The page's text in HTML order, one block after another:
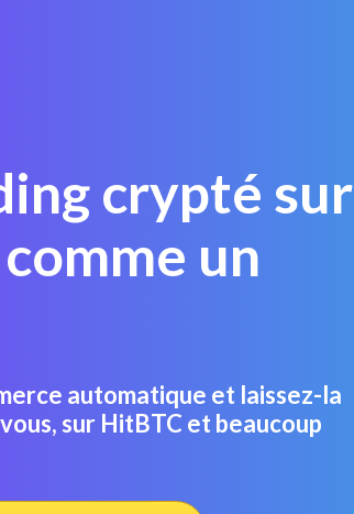
crypté sur
un
automatique et laissez-la
sur HitBTC et beaucoup